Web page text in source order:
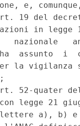
e,
19 del
in legge
nazionale
assunto  i
la
52-quater
legge 21
lettere a), b)